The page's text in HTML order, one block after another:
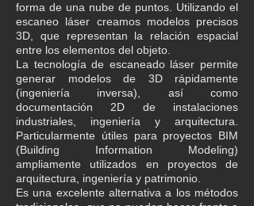
forma de una nube de puntos. Utilizando el
escaneo láser creamos modelos precisos
3D, que representan la relación espacial
entre los elementos del objeto.
La tecnología de escaneado láser permite
generar modelos de 3D rápidamente
(ingeniería inversa), así como
documentación 2D de instalaciones
industriales, ingeniería y arquitectura.
Particularmente útiles para proyectos BIM
(Building Information Modeling)
ampliamente utilizados en proyectos de
arquitectura, ingeniería y patrimonio.
Es una excelente alternativa a los métodos